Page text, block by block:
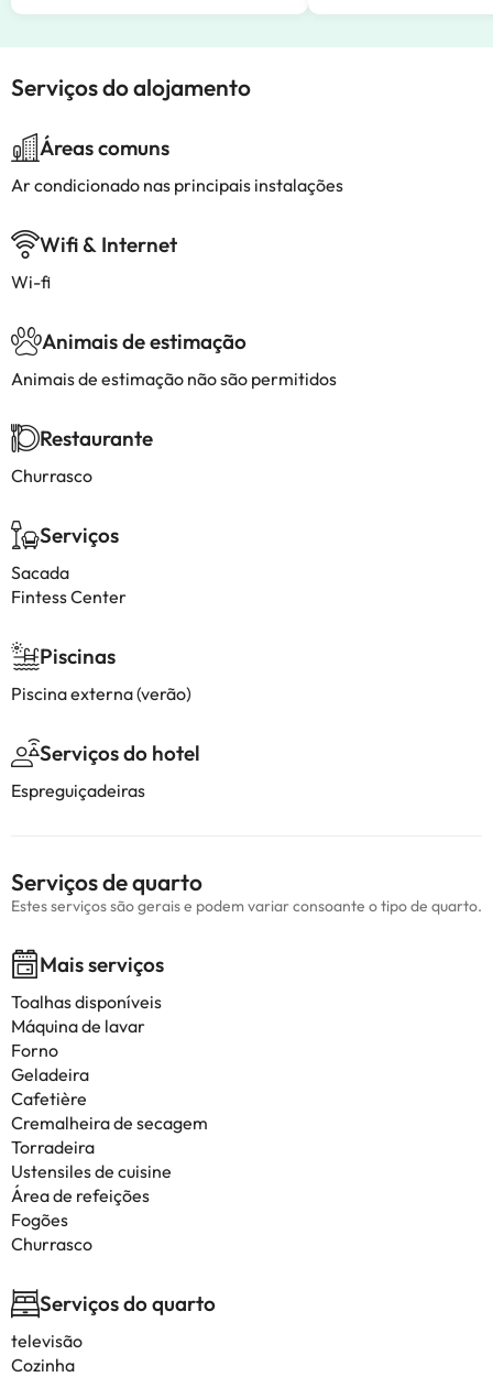
Serviços do alojamento
Áreas comuns
Ar condicionado nas principais instalações
Wifi & Internet
Wi-fi
Animais de estimação
Animais de estimação não são permitidos
Restaurante
Churrasco
Serviços
Sacada
Fintess Center
Piscinas
Piscina externa (verão)
Serviços do hotel
Espreguiçadeiras
Serviços de quarto
Estes serviços são gerais e podem variar consoante o tipo de quarto.
Mais serviços
Toalhas disponíveis
Máquina de lavar
Forno
Geladeira
Cafetière
Cremalheira de secagem
Torradeira
Ustensiles de cuisine
Área de refeições
Fogões
Churrasco
Serviços do quarto
televisão
Cozinha